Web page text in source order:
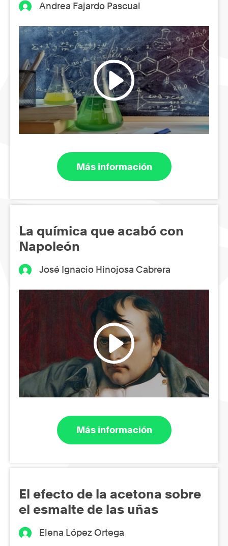
Andrea Fajardo Pascual
Más información
La química que acabó con
Napoleón
José Ignacio Hinojosa Cabrera
Más información
El efecto de la acetona sobre
el esmalte de las uñas
Elena López Ortega